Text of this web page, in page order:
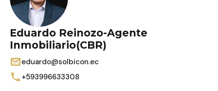
Eduardo Reinozo-Agente
Inmobiliario(CBR)
eduardo@solbicon.ec
+593996633308